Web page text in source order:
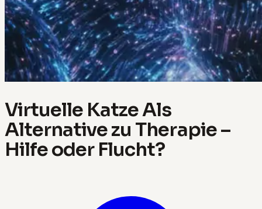
Virtuelle Katze Als
Alternative zu Therapie –
Hilfe oder Flucht?